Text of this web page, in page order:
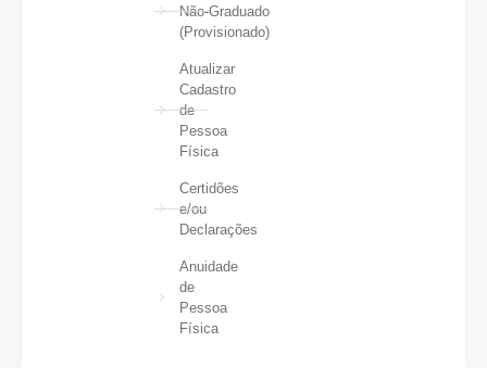
Não-Graduado
(Provisionado)
Atualizar
Cadastro
de
Pessoa
Física
Certidões
e/ou
Declarações
Anuidade
de
Pessoa
Física